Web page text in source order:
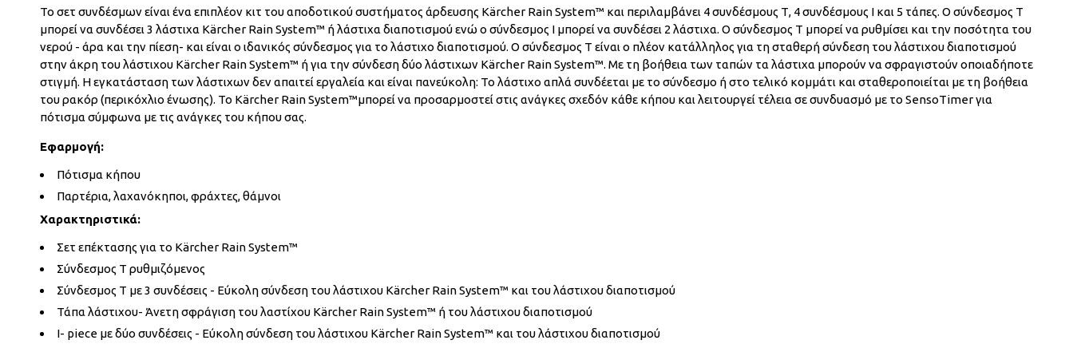
Το σετ συνδέσμων είναι ένα επιπλέον κιτ του αποδοτικού συστήματος άρδευσης Kärcher Rain System™ και περιλαμβάνει 4 συνδέσμους Τ, 4 συνδέσμους Ι και 5 τάπες. Ο σύνδεσμος Τ
μπορεί να συνδέσει 3 λάστιχα Kärcher Rain System™ ή λάστιχα διαποτισμού ενώ ο σύνδεσμος Ι μπορεί να συνδέσει 2 λάστιχα. Ο σύνδεσμος Τ μπορεί να ρυθμίσει και την ποσότητα του
νερού - άρα και την πίεση- και είναι ο ιδανικός σύνδεσμος για το λάστιχο διαποτισμού. Ο σύνδεσμος Τ είναι ο πλέον κατάλληλος για τη σταθερή σύνδεση του λάστιχου διαποτισμού
στην άκρη του λάστιχου Kärcher Rain System™ ή για την σύνδεση δύο λάστιχων Kärcher Rain System™. Με τη βοήθεια των ταπών τα λάστιχα μπορούν να σφραγιστούν οποιαδήποτε
στιγμή. Η εγκατάσταση των λάστιχων δεν απαιτεί εργαλεία και είναι πανεύκολη: Το λάστιχο απλά συνδέεται με το σύνδεσμο ή στο τελικό κομμάτι και σταθεροποιείται με τη βοήθεια
του ρακόρ (περικόχλιο ένωσης). Το Kärcher Rain System™μπορεί να προσαρμοστεί στις ανάγκες σχεδόν κάθε κήπου και λειτουργεί τέλεια σε συνδυασμό με το SensoTimer για
πότισμα σύμφωνα με τις ανάγκες του κήπου σας.
Εφαρμογή:
Πότισμα κήπου
Παρτέρια, λαχανόκηποι, φράχτες, θάμνοι
Χαρακτηριστικά:
Σετ επέκτασης για το Kärcher Rain System™
Σύνδεσμος Τ ρυθμιζόμενος
Σύνδεσμος Τ με 3 συνδέσεις - Εύκολη σύνδεση του λάστιχου Kärcher Rain System™ και του λάστιχου διαποτισμού
Τάπα λάστιχου- Άνετη σφράγιση του λαστίχου Kärcher Rain System™ ή του λάστιχου διαποτισμού
Ι- piece με δύο συνδέσεις - Εύκολη σύνδεση του λάστιχου Kärcher Rain System™ και του λάστιχου διαποτισμού